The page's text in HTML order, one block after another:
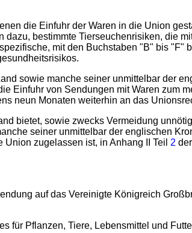
die Einfuhr der Waren in die Union
bestimmte Tierseuchenrisiken, die
mit den Buchstaben "B" bis "F"
sowie manche seiner unmittelbar der
Einfuhr von Sendungen mit Waren zum
neun Monaten weiterhin an das
bietet, sowie zwecks Vermeidung
seiner unmittelbar der englischen
zugelassen ist, in Anhang II Teil 2
auf das Vereinigte Königreich
für Pflanzen, Tiere, Lebensmittel und